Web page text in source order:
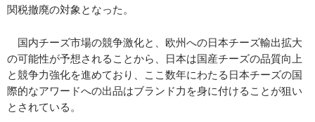
関税撤廃の対象となった。
国内チーズ市場の競争激化と、欧州への日本チーズ輸出拡大
の可能性が予想されることから、日本は国産チーズの品質向上
と競争力強化を進めており、ここ数年にわたる日本チーズの国
際的なアワードへの出品はブランド力を身に付けることが狙い
とされている。